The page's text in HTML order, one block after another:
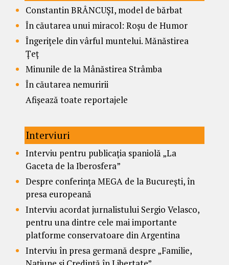
Constantin BRÂNCUȘI, model de bărbat
În căutarea unui miracol: Roșu de Humor
Îngerițele din vârful muntelui. Mănăstirea
Țeț
Minunile de la Mânăstirea Strâmba
În căutarea nemuririi
Afișează toate reportajele
Interviuri
Interviu pentru publicația spaniolă „La
Gaceta de la Iberosfera”
Despre conferința MEGA de la București, în
presa europeană
Interviu acordat jurnalistului Sergio Velasco,
pentru una dintre cele mai importante
platforme conservatoare din Argentina
Interviu în presa germană despre „Familie,